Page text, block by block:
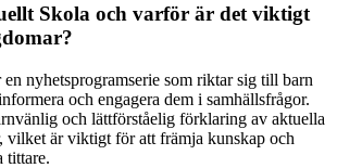
Skola och varför är det viktigt
nyhetsprogramserie som riktar sig till barn
och engagera dem i samhällsfrågor.
och lättförståelig förklaring av aktuella
vilket är viktigt för att främja kunskap och
tittare.